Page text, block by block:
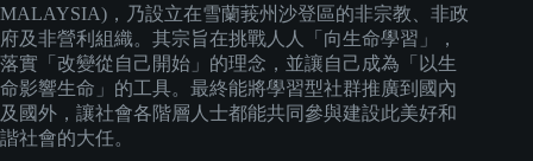
MALAYSIA)，乃設立在雪蘭莪州沙登區的非宗教、非政
府及非營利組織。其宗旨在挑戰人人「向生命學習」，
落實「改變從自己開始」的理念，並讓自己成為「以生
命影響生命」的工具。最終能將學習型社群推廣到國內
及國外，讓社會各階層人士都能共同參與建設此美好和
諧社會的大任。